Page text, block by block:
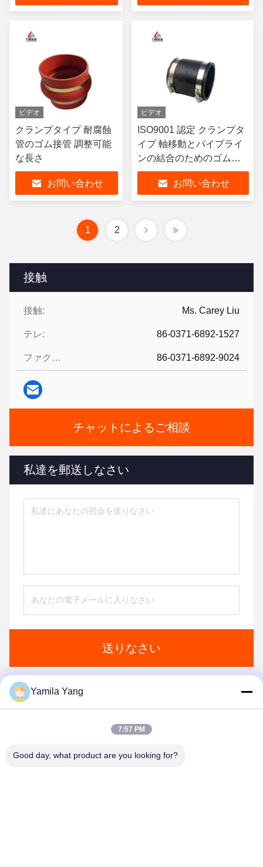
接触
接触: Ms. Carey Liu
テレ: 86-0371-6892-1527
ファクシミリ: 86-0371-6892-9024
チャットによるご相談
私達を郵送しなさい
送りなさい
ビデオ
クランプタイプ 耐腐蝕
管のゴム接管 調整可能
な長さ
お問い合わせ
ビデオ
ISO9001 認定 クランプタ
イプ 軸移動とパイプライ
ンの結合のためのゴムジ
ョイント
お問い合わせ
1 2
1 2
Yamila Yang
7:57 PM
Good day, what product are you looking for?